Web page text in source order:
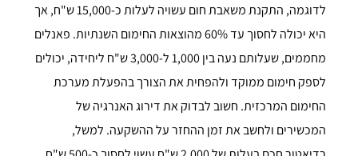
לדוגמה, התקנת משאבת חום עשויה לעלות כ-15,000 ש"ח, אך
היא יכולה לחסוך עד 60% מהוצאות החימום השנתיות. פאנלים
מחממים, שעלותם נעה בין 1,000 ל-3,000 ש"ח ליחידה, יכולים
לספק חימום ממוקד ולהפחית את הצורך בהפעלת מערכת
החימום המרכזית. חשוב לבדוק את דירוג האנרגיה של
המכשירים ולחשב את זמן ההחזר על ההשקעה. למשל,